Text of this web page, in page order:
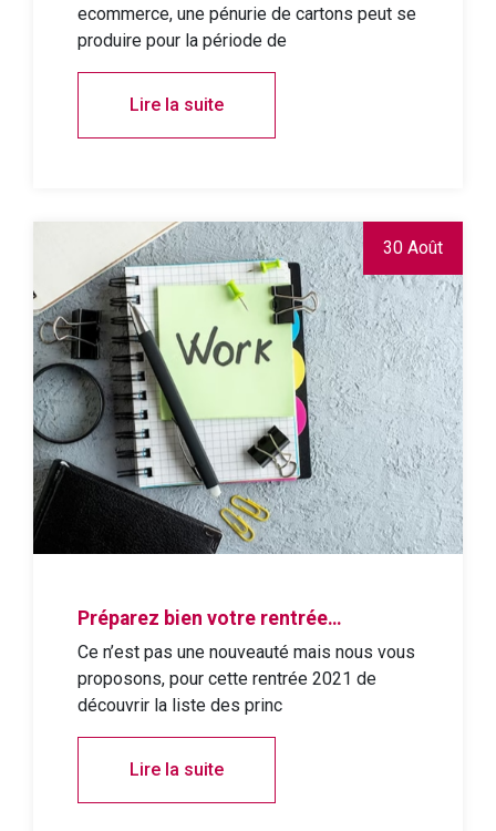
ecommerce, une pénurie de cartons peut se
produire pour la période de
Lire la suite
30 Août
Préparez bien votre rentrée…
Ce n’est pas une nouveauté mais nous vous
proposons, pour cette rentrée 2021 de
découvrir la liste des princ
Lire la suite